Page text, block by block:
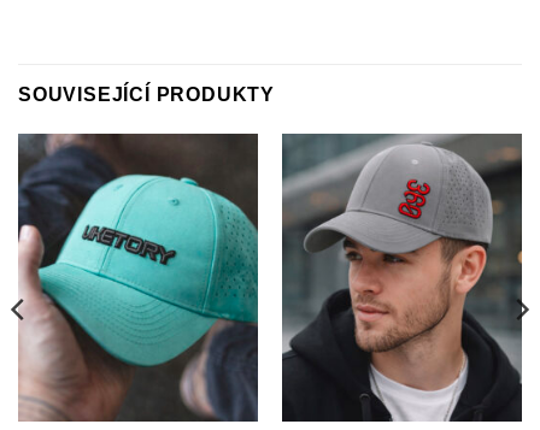
SOUVISEJÍCÍ PRODUKTY